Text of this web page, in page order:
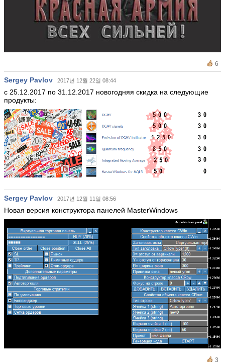
6
Sergey Pavlov 2017년 12월 22일 08:44
с 25.12.2017 по 31.12.2017 новогодняя скидка на следующие
продукты:
Sergey Pavlov 2017년 12월 11일 08:56
Новая версия конструктора панелей MasterWindows
3